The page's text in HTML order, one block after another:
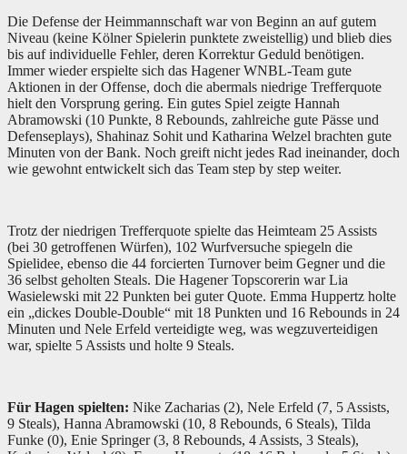
Die Defense der Heimmannschaft war von Beginn an auf gutem
Niveau (keine Kölner Spielerin punktete zweistellig) und blieb dies
bis auf individuelle Fehler, deren Korrektur Geduld benötigen.
Immer wieder erspielte sich das Hagener WNBL-Team gute
Aktionen in der Offense, doch die abermals niedrige Trefferquote
hielt den Vorsprung gering. Ein gutes Spiel zeigte Hannah
Abramowski (10 Punkte, 8 Rebounds, zahlreiche gute Pässe und
Defenseplays), Shahinaz Sohit und Katharina Welzel brachten gute
Minuten von der Bank. Noch greift nicht jedes Rad ineinander, doch
wie gewohnt entwickelt sich das Team step by step weiter.
Trotz der niedrigen Trefferquote spielte das Heimteam 25 Assists
(bei 30 getroffenen Würfen), 102 Wurfversuche spiegeln die
Spielidee, ebenso die 44 forcierten Turnover beim Gegner und die
36 selbst geholten Steals. Die Hagener Topscorerin war Lia
Wasielewski mit 22 Punkten bei guter Quote. Emma Huppertz holte
ein „dickes Double-Double“ mit 18 Punkten und 16 Rebounds in 24
Minuten und Nele Erfeld verteidigte weg, was wegzuverteidigen
war, spielte 5 Assists und holte 9 Steals.
Für Hagen spielten: Nike Zacharias (2), Nele Erfeld (7, 5 Assists,
9 Steals), Hanna Abramowski (10, 8 Rebounds, 6 Steals), Tilda
Funke (0), Enie Springer (3, 8 Rebounds, 4 Assists, 3 Steals),